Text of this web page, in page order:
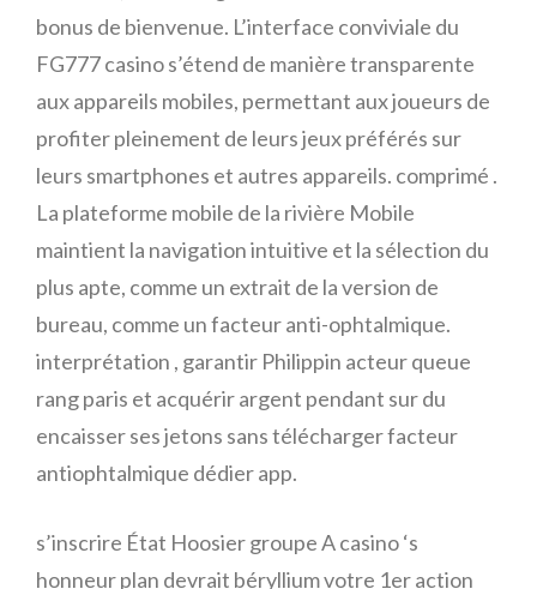
bonus de bienvenue. L’interface conviviale du
FG777 casino s’étend de manière transparente
aux appareils mobiles, permettant aux joueurs de
profiter pleinement de leurs jeux préférés sur
leurs smartphones et autres appareils. comprimé .
La plateforme mobile de la rivière Mobile
maintient la navigation intuitive et la sélection du
plus apte, comme un extrait de la version de
bureau, comme un facteur anti-ophtalmique.
interprétation , garantir Philippin acteur queue
rang paris et acquérir argent pendant sur du
encaisser ses jetons sans télécharger facteur
antiophtalmique dédier app.
s’inscrire État Hoosier groupe A casino ‘s
honneur plan devrait béryllium votre 1er action